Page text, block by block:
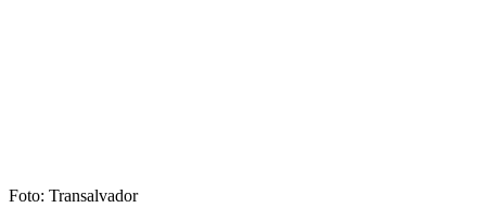
Foto: Transalvador